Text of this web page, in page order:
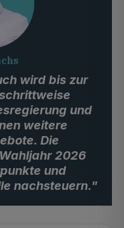
wird bis zur
und
weitere
Die
2026
und
nachsteuern."